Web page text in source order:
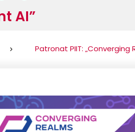
AI”
Patronat PIIT: